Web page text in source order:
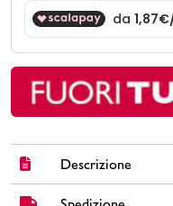
Gift card
Descrizione